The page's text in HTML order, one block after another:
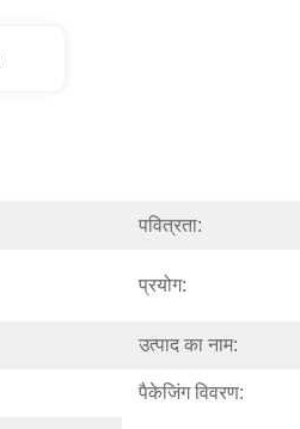
पवित्रता:
प्रयोग:
उत्पाद का नाम:
पैकेजिंग विवरण: